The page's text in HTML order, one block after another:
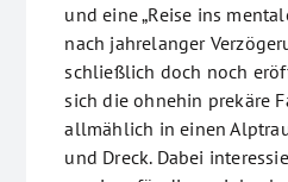
und eine „Reise ins
nach jahrelanger
schließlich doch noch
sich die ohnehin prekäre
allmählich in einen
und Dreck. Dabei